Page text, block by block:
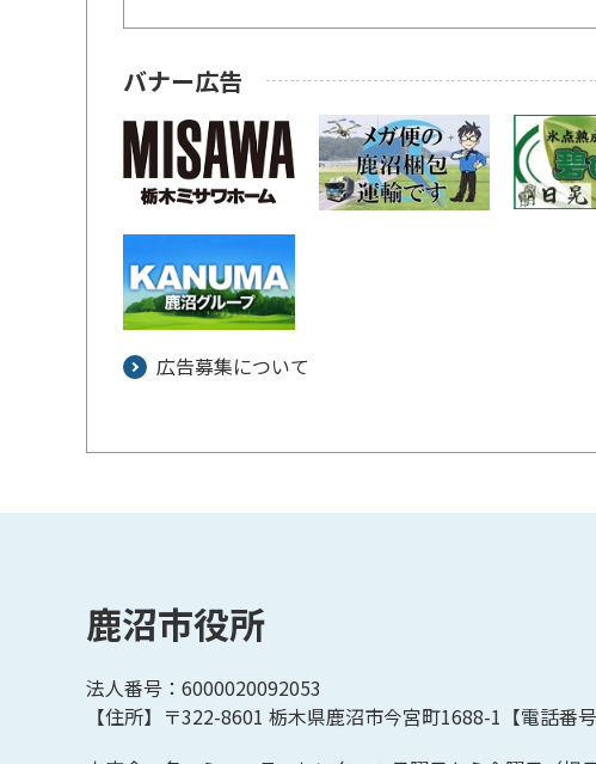
バナー広告
広告募集について
鹿沼市役所
法人番号：6000020092053
【住所】〒322-8601 栃木県鹿沼市今宮町1688-1【電話番